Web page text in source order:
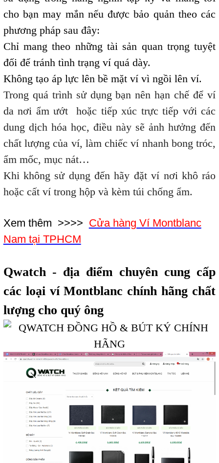
cho bạn may mắn nếu được bảo quản theo các
phương pháp sau đây:
Chỉ mang theo những tài sản quan trọng tuyệt
đối để tránh tình trạng ví quá dày.
Không tạo áp lực lên bề mặt ví vì ngồi lên ví.
Trong quá trình sử dụng bạn nên hạn chế để ví
da nơi ẩm ướt hoặc tiếp xúc trực tiếp với các
dung dịch hóa học, điều này sẽ ảnh hưởng đến
chất lượng của ví, làm chiếc ví nhanh bong tróc,
ẩm mốc, mục nát…
Khi không sử dụng đến hãy đặt ví nơi khô ráo
hoặc cất ví trong hộp và kèm túi chống ẩm.
Xem thêm >>>> Cửa hàng Ví Montblanc
Nam tại TPHCM
Qwatch - địa điểm chuyên cung cấp
các loại ví Montblanc chính hãng chất
lượng cho quý ông